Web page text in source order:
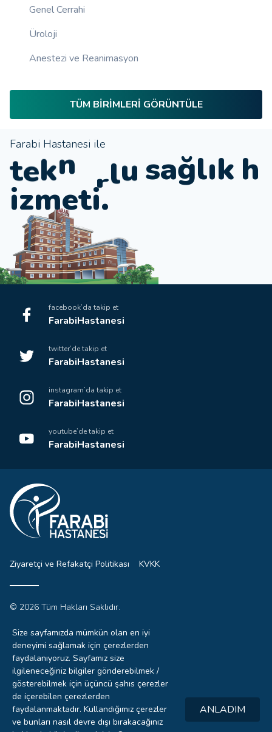
Genel Cerrahi
Üroloji
Anestezi ve Reanimasyon
TÜM BIRIMLERI GÖRÜNTÜLE
Farabi Hastanesi ile
ağlık h
izmeti.
tekn loj
facebook’da takip et
FarabiHastanesi
twitter’de takip et
FarabiHastanesi
instagram’da takip et
FarabiHastanesi
youtube’de takip et
FarabiHastanesi
Ziyaretçi ve Refakatçi Politikası KVKK
© 2026 Tüm Hakları Saklıdır.
İzinsiz, kaynak gösterilmeden kullanılamaz.
0332
221 4444
Hızlı
Size sayfamızda mümkün olan en iyi
deneyimi sağlamak için çerezlerden
faydalanıyoruz. Sayfamız size
ilgileneceğiniz bilgiler gönderebilmek /
gösterebilmek için üçüncü şahıs çerezler
de içerebilen çerezlerden
faydalanmaktadır. Kullandığımız çerezler
ve bunları nasıl devre dışı bırakacağınız
ANLADIM